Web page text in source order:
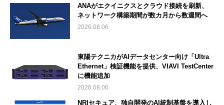
ANAがエクイニクスとクラウド接続を刷新、
ネットワーク構築期間が数カ月から数週間へ
2026.08.06
東陽テクニカがAIデータセンター向け「Ultra
Ethernet」検証機能を提供、VIAVI TestCenter
に機能追加
2026.08.06
NRIセキュア、独自開発のAI統制基盤を導入し